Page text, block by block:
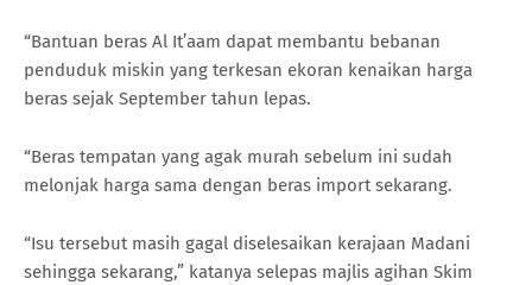
“Bantuan beras Al It’aam dapat membantu bebanan
penduduk miskin yang terkesan ekoran kenaikan harga
beras sejak September tahun lepas.
“Beras tempatan yang agak murah sebelum ini sudah
melonjak harga sama dengan beras import sekarang.
“Isu tersebut masih gagal diselesaikan kerajaan Madani
sehingga sekarang,” katanya selepas majlis agihan Skim